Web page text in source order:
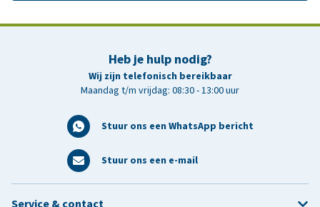
Heb je hulp nodig?
Wij zijn telefonisch bereikbaar
Maandag t/m vrijdag: 08:30 - 13:00 uur
Stuur ons een WhatsApp bericht
Stuur ons een e-mail
Service & contact